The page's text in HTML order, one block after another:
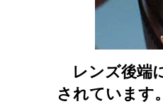
レンズ後端
されています